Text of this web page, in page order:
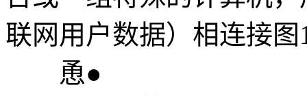
联网用户数据）相连接图
恿●